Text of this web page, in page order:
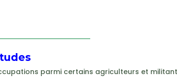
parmi certains agriculteurs et